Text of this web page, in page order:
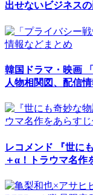
出せないビジネス
韓国ドラマ・映画
人物相関図、配信
レコメンド 『世に
＋α！トラウマ名作